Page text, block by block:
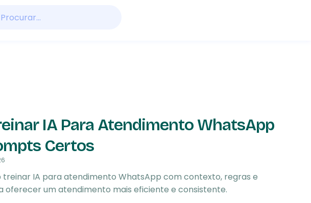
IA Para Atendimento WhatsApp
Certos
IA para atendimento WhatsApp com contexto, regras e
oferecer um atendimento mais eficiente e consistente.